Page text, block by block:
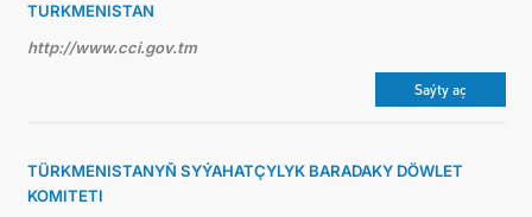
TURKMENISTAN
http://www.cci.gov.tm
Saýty aç
TÜRKMENISTANYŇ SYÝAHATÇYLYK BARADAKY DÖWLET
KOMITETI